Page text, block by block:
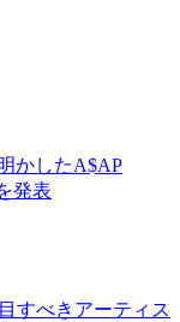
かしたA$AP
発表
すべきアーティス